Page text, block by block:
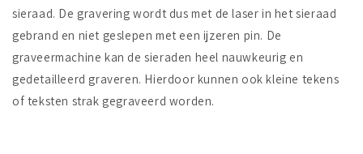
sieraad. De gravering wordt dus met de laser in het sieraad
gebrand en niet geslepen met een ijzeren pin. De
graveermachine kan de sieraden heel nauwkeurig en
gedetailleerd graveren. Hierdoor kunnen ook kleine tekens
of teksten strak gegraveerd worden.